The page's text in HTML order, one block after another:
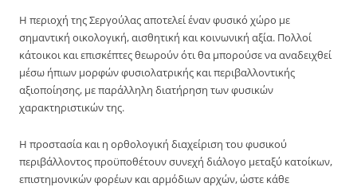
Η περιοχή της Σεργούλας αποτελεί έναν φυσικό χώρο με
σημαντική οικολογική, αισθητική και κοινωνική αξία. Πολλοί
κάτοικοι και επισκέπτες θεωρούν ότι θα μπορούσε να αναδειχθεί
μέσω ήπιων μορφών φυσιολατρικής και περιβαλλοντικής
αξιοποίησης, με παράλληλη διατήρηση των φυσικών
χαρακτηριστικών της.
Η προστασία και η ορθολογική διαχείριση του φυσικού
περιβάλλοντος προϋποθέτουν συνεχή διάλογο μεταξύ κατοίκων,
επιστημονικών φορέων και αρμόδιων αρχών, ώστε κάθε